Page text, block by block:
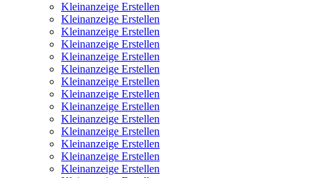
Kleinanzeige Erstellen
Kleinanzeige Erstellen
Kleinanzeige Erstellen
Kleinanzeige Erstellen
Kleinanzeige Erstellen
Kleinanzeige Erstellen
Kleinanzeige Erstellen
Kleinanzeige Erstellen
Kleinanzeige Erstellen
Kleinanzeige Erstellen
Kleinanzeige Erstellen
Kleinanzeige Erstellen
Kleinanzeige Erstellen
Kleinanzeige Erstellen